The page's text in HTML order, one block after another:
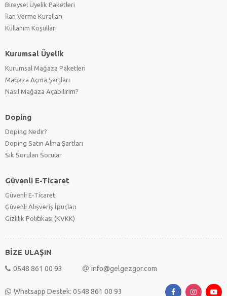
Bireysel Üyelik Paketleri
İlan Verme Kuralları
Kullanım Koşulları
Kurumsal Üyelik
Kurumsal Mağaza Paketleri
Mağaza Açma Şartları
Nasıl Mağaza Açabilirim?
Doping
Doping Nedir?
Doping Satın Alma Şartları
Sık Sorulan Sorular
Güvenli E-Ticaret
Güvenli E-Ticaret
Güvenli Alışveriş İpuçları
Gizlilik Politikası (KVKK)
BİZE ULAŞIN
0548 861 00 93 info@gelgezgor.com
Whatsapp Destek: 0548 861 00 93